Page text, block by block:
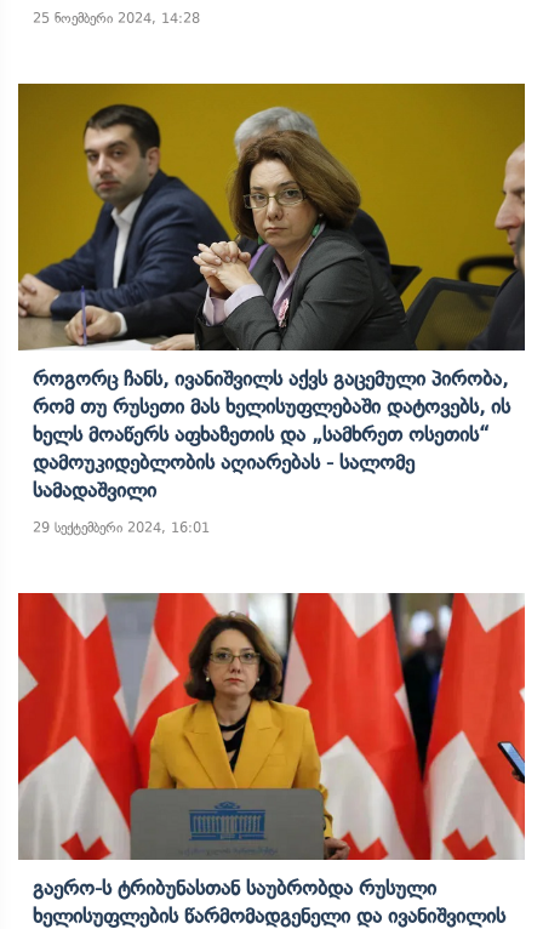
25 ნოემბერი 2024, 14:28
Როგორც Ჩანს, Ივანიშვილს Აქვს Გაცემული Პირობა,
Რომ Თუ Რუსეთი Მას Ხელისუფლებაში Დატოვებს, Ის
Ხელს Მოაწერს Აფხაზეთის Და „სამხრეთ Ოსეთის“
Დამოუკიდებლობის Აღიარებას - Სალომე
Სამადაშვილი
29 სექტემბერი 2024, 16:01
Გაერო-Ს Ტრიბუნასთან Საუბრობდა Რუსული
Ხელისუფლების Წარმომადგენელი Და Ივანიშვილის